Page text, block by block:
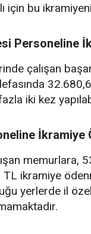
için bu
Personeline
çalışan
iki kez
İkramiye
memurlara,
TL ikramiye
yerlerde il